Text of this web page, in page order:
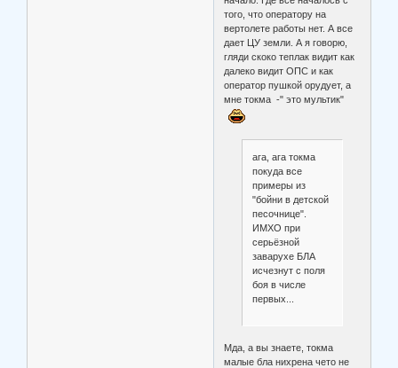
того, что оператору на
вертолете работы нет. А все
дает ЦУ земли. А я говорю,
гляди скоко теплак видит как
далеко видит ОПС и как
оператор пушкой орудует, а
мне токма -" это мультик"
ага, ага токма
покуда все
примеры из
"бойни в детской
песочнице".
ИМХО при
серьёзной
заварухе БЛА
исчезнут с поля
боя в числе
первых...
Мда, а вы знаете, токма
малые бла нихрена чето не